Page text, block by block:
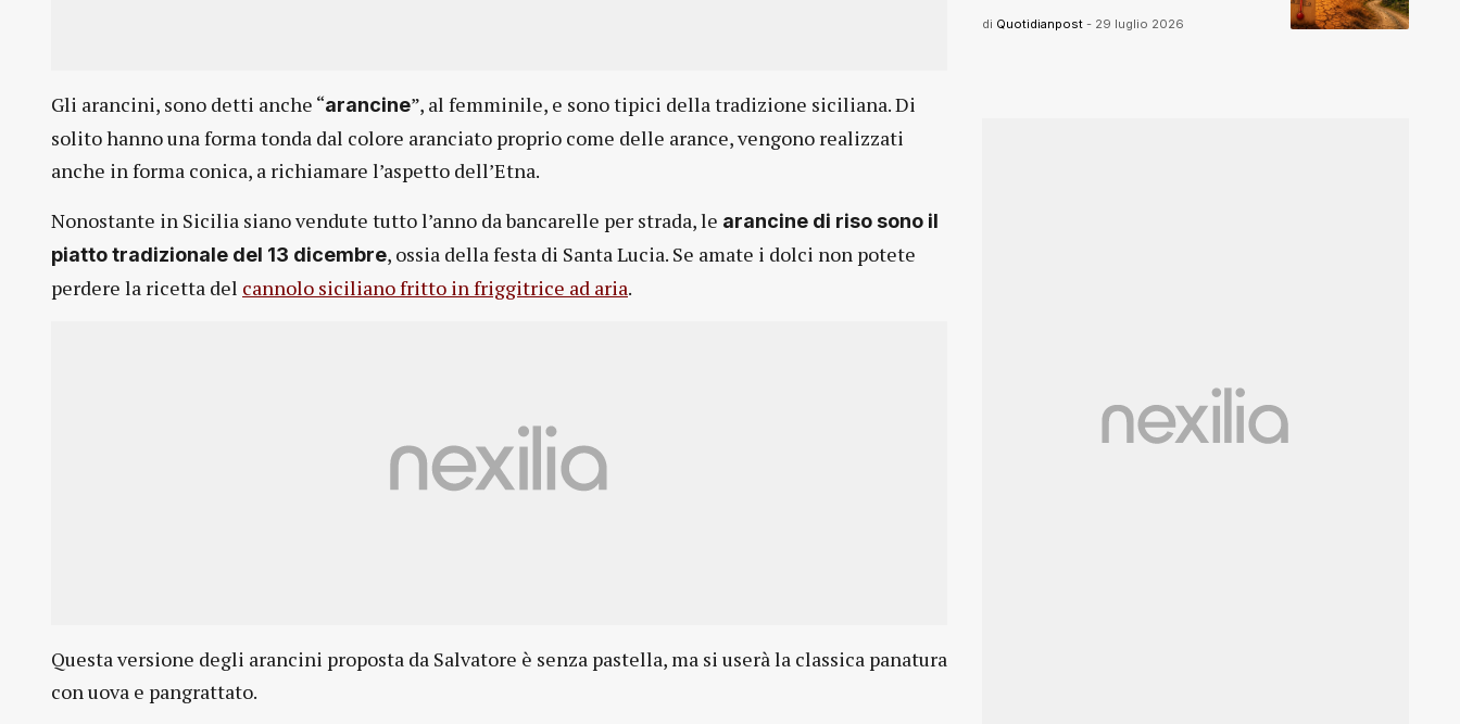
Gli arancini, sono detti anche “arancine”, al femminile, e sono tipici della tradizione siciliana. Di
solito hanno una forma tonda dal colore aranciato proprio come delle arance, vengono realizzati
anche in forma conica, a richiamare l’aspetto dell’Etna.
Nonostante in Sicilia siano vendute tutto l’anno da bancarelle per strada, le arancine di riso sono il
piatto tradizionale del 13 dicembre, ossia della festa di Santa Lucia. Se amate i dolci non potete
perdere la ricetta del cannolo siciliano fritto in friggitrice ad aria.
Questa versione degli arancini proposta da Salvatore è senza pastella, ma si userà la classica panatura
con uova e pangrattato.
di Quotidianpost - 29 luglio 2026